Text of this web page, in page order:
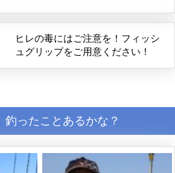
ヒレの毒にはご注意を！フィッシ
ュグリップをご用意ください！
釣ったことあるかな？